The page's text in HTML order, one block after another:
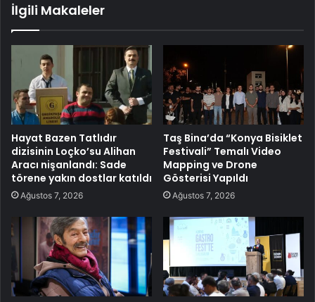
İlgili Makaleler
Hayat Bazen Tatlıdır
dizisinin Loçko’su Alihan
Aracı nişanlandı: Sade
törene yakın dostlar katıldı
Ağustos 7, 2026
Taş Bina’da “Konya Bisiklet
Festivali” Temalı Video
Mapping ve Drone
Gösterisi Yapıldı
Ağustos 7, 2026